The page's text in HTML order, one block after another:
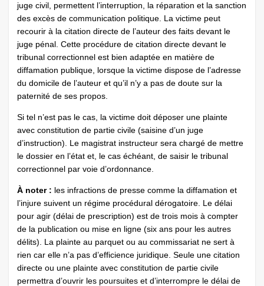
juge civil, permettent l’interruption, la réparation et la sanction
des excès de communication politique. La victime peut
recourir à la citation directe de l’auteur des faits devant le
juge pénal. Cette procédure de citation directe devant le
tribunal correctionnel est bien adaptée en matière de
diffamation publique, lorsque la victime dispose de l’adresse
du domicile de l’auteur et qu’il n’y a pas de doute sur la
paternité de ses propos.
Si tel n’est pas le cas, la victime doit déposer une plainte
avec constitution de partie civile (saisine d’un juge
d’instruction). Le magistrat instructeur sera chargé de mettre
le dossier en l’état et, le cas échéant, de saisir le tribunal
correctionnel par voie d’ordonnance.
À noter : les infractions de presse comme la diffamation et
l’injure suivent un régime procédural dérogatoire. Le délai
pour agir (délai de prescription) est de trois mois à compter
de la publication ou mise en ligne (six ans pour les autres
délits). La plainte au parquet ou au commissariat ne sert à
rien car elle n’a pas d’efficience juridique. Seule une citation
directe ou une plainte avec constitution de partie civile
permettra d’ouvrir les poursuites et d’interrompre le délai de